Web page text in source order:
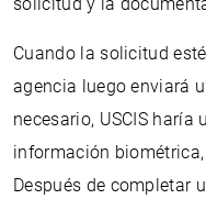
Cuando la solicitud
agencia luego enviará
necesario, USCIS
información
Después de completar